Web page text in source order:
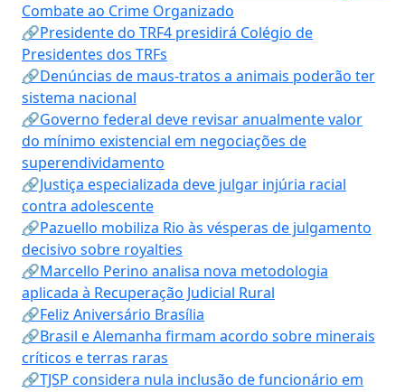
Combate ao Crime Organizado
🔗Presidente do TRF4 presidirá Colégio de
Presidentes dos TRFs
🔗Denúncias de maus-tratos a animais poderão ter
sistema nacional
🔗Governo federal deve revisar anualmente valor
do mínimo existencial em negociações de
superendividamento
🔗Justiça especializada deve julgar injúria racial
contra adolescente
🔗Pazuello mobiliza Rio às vésperas de julgamento
decisivo sobre royalties
🔗Marcello Perino analisa nova metodologia
aplicada à Recuperação Judicial Rural
🔗Feliz Aniversário Brasília
🔗Brasil e Alemanha firmam acordo sobre minerais
críticos e terras raras
🔗TJSP considera nula inclusão de funcionário em